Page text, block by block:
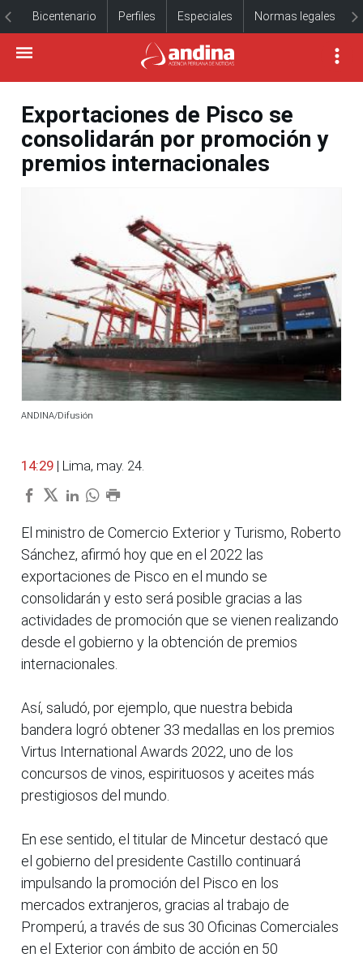
Bicentenario Perfiles Especiales Normas legales
Exportaciones de Pisco se
consolidarán por promoción y
premios internacionales
ANDINA/Difusión
14:29 | Lima, may. 24.
El ministro de Comercio Exterior y Turismo, Roberto
Sánchez, afirmó hoy que en el 2022 las
exportaciones de Pisco en el mundo se
consolidarán y esto será posible gracias a las
actividades de promoción que se vienen realizando
desde el gobierno y la obtención de premios
internacionales.
Así, saludó, por ejemplo, que nuestra bebida
bandera logró obtener 33 medallas en los premios
Virtus International Awards 2022, uno de los
concursos de vinos, espirituosos y aceites más
prestigiosos del mundo.
En ese sentido, el titular de Mincetur destacó que
el gobierno del presidente Castillo continuará
impulsando la promoción del Pisco en los
mercados extranjeros, gracias al trabajo de
Promperú, a través de sus 30 Oficinas Comerciales
en el Exterior con ámbito de acción en 50